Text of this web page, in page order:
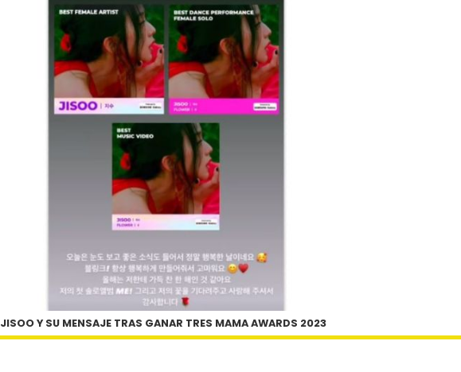
JISOO Y SU MENSAJE TRAS GANAR TRES MAMA AWARDS 2023